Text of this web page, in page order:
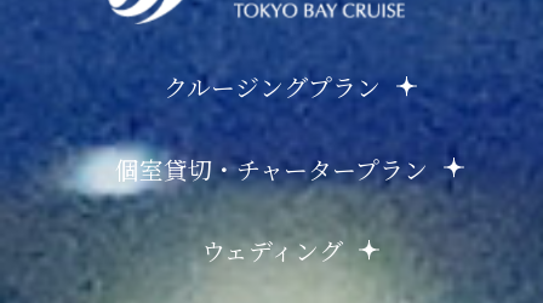
クルージングプラン
個室貸切・チャータープラン
ウェディング